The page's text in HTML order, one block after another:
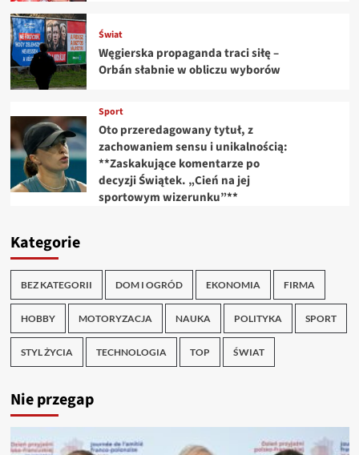
Świat
Węgierska propaganda traci siłę –
Orbán słabnie w obliczu wyborów
Sport
Oto przeredagowany tytuł, z
zachowaniem sensu i unikalnością:
**Zaskakujące komentarze po
decyzji Świątek. „Cień na jej
sportowym wizerunku”**
Kategorie
BEZ KATEGORII DOM I OGRÓD EKONOMIA FIRMA
HOBBY MOTORYZACJA NAUKA POLITYKA SPORT
STYL ŻYCIA TECHNOLOGIA TOP ŚWIAT
Nie przegap